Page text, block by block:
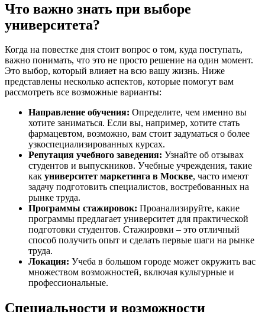
Что важно знать при выборе
университета?
Когда на повестке дня стоит вопрос о том, куда поступать,
важно понимать, что это не просто решение на один момент.
Это выбор, который влияет на всю вашу жизнь. Ниже
представлены несколько аспектов, которые помогут вам
рассмотреть все возможные варианты:
Направление обучения: Определите, чем именно вы
хотите заниматься. Если вы, например, хотите стать
фармацевтом, возможно, вам стоит задуматься о более
узкоспециализированных курсах.
Репутация учебного заведения: Узнайте об отзывах
студентов и выпускников. Учебные учреждения, такие
как университет маркетинга в Москве, часто имеют
задачу подготовить специалистов, востребованных на
рынке труда.
Программы стажировок: Проанализируйте, какие
программы предлагает университет для практической
подготовки студентов. Стажировки – это отличный
способ получить опыт и сделать первые шаги на рынке
труда.
Локация: Учеба в большом городе может окружить вас
множеством возможностей, включая культурные и
профессиональные.
Специальности и возможности